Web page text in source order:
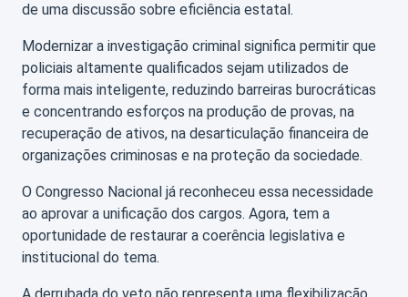
de uma discussão sobre eficiência estatal.
Modernizar a investigação criminal significa permitir que
policiais altamente qualificados sejam utilizados de
forma mais inteligente, reduzindo barreiras burocráticas
e concentrando esforços na produção de provas, na
recuperação de ativos, na desarticulação financeira de
organizações criminosas e na proteção da sociedade.
O Congresso Nacional já reconheceu essa necessidade
ao aprovar a unificação dos cargos. Agora, tem a
oportunidade de restaurar a coerência legislativa e
institucional do tema.